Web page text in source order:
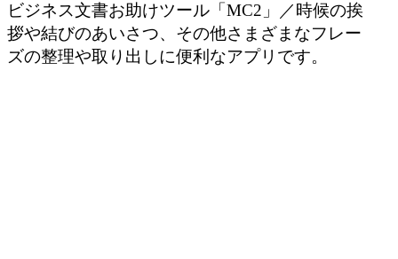
ビジネス文書お助けツール「MC2」／時候の挨
拶や結びのあいさつ、その他さまざまなフレー
ズの整理や取り出しに便利なアプリです。